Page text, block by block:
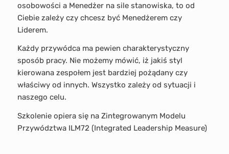
osobowości a Menedżer na sile stanowiska, to od
Ciebie zależy czy chcesz być Menedżerem czy
Liderem.
Każdy przywódca ma pewien charakterystyczny
sposób pracy. Nie możemy mówić, iż jakiś styl
kierowana zespołem jest bardziej pożądany czy
właściwy od innych. Wszystko zależy od sytuacji i
naszego celu.
Szkolenie opiera się na Zintegrowanym Modelu
Przywództwa ILM72 (Integrated Leadership Measure)